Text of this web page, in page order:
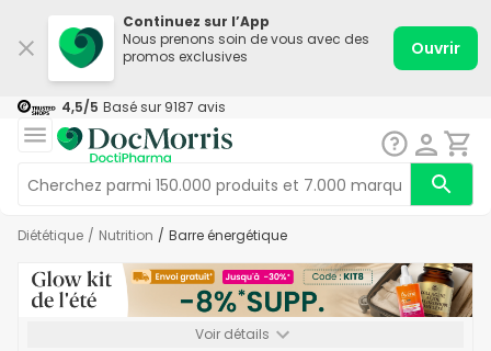
Continuez sur l’App
Nous prenons soin de vous avec des
promos exclusives
Ouvrir
4,5/5 Basé sur 9187 avis
Diététique / Nutrition / Barre énergétique
Voir détails